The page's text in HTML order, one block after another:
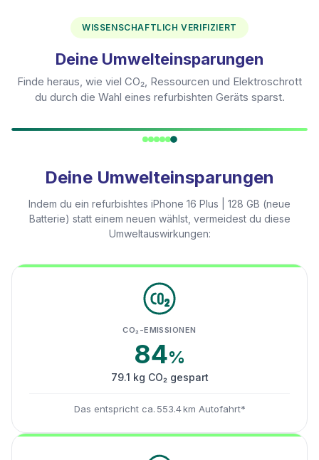
WISSENSCHAFTLICH VERIFIZIERT
Deine Umwelteinsparungen
Finde heraus, wie viel CO₂, Ressourcen und Elektroschrott
du durch die Wahl eines refurbishten Geräts sparst.
Deine Umwelteinsparungen
Indem du ein refurbishtes iPhone 16 Plus | 128 GB (neue
Batterie) statt einem neuen wählst, vermeidest du diese
Umweltauswirkungen:
CO₂-EMISSIONEN
84%
79.1 kg CO₂ gespart
Das entspricht ca. 553.4 km Autofahrt*